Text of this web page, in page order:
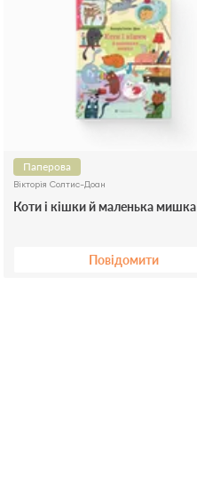
Паперова
Вікторія Солтис-Доан
Коти і кішки й маленька мишка
Повідомити